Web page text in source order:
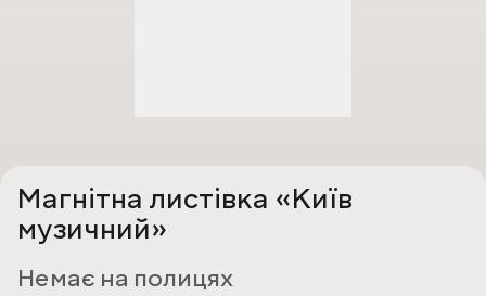
Магнітна листівка «Київ
музичний»
Немає на полицях